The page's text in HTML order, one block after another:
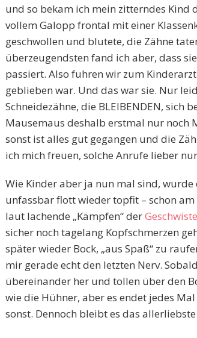
und so bekam ich mein zitterndes Kind
vollem Galopp frontal mit einer
geschwollen und blutete, die Zähne
überzeugendsten fand ich aber, dass
passiert. Also fuhren wir zum
geblieben war. Und das war sie. Nur
Schneidezähne, die BLEIBENDEN,
Mausemaus deshalb erstmal nur noch
sonst ist alles gut gegangen und die
ich mich freuen, solche Anrufe lieber
Wie Kinder aber ja nun mal sind,
unfassbar flott wieder topfit – schon
laut lachende „Kämpfen“ der
sicher noch tagelang Kopfschmerzen
später wieder Bock, „aus Spaß“ zu
mir gerade echt den letzten Nerv.
übereinander her und tollen über den
wie die Hühner, aber es endet jedes
sonst. Dennoch bleibt es das